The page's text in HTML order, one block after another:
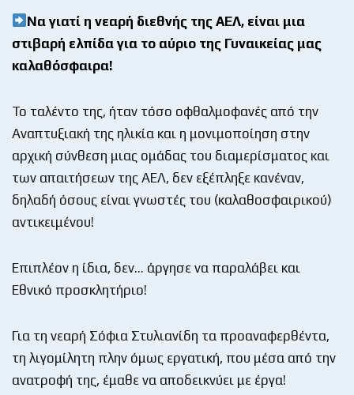
Να γιατί η νεαρή διεθνής της ΑΕΛ, είναι μια
στιβαρή ελπίδα για το αύριο της Γυναικείας μας
καλαθόσφαιρα!
Το ταλέντο της, ήταν τόσο οφθαλμοφανές από την
Αναπτυξιακή της ηλικία και η μονιμοποίηση στην
αρχική σύνθεση μιας ομάδας του διαμερίσματος και
των απαιτήσεων της ΑΕΛ, δεν εξέπληξε κανέναν,
δηλαδή όσους είναι γνωστές του (καλαθοσφαιρικού)
αντικειμένου!
Επιπλέον η ίδια, δεν… άργησε να παραλάβει και
Εθνικό προσκλητήριο!
Για τη νεαρή Σόφια Στυλιανίδη τα προαναφερθέντα,
τη λιγομίλητη πλην όμως εργατική, που μέσα από την
ανατροφή της, έμαθε να αποδεικνύει με έργα!